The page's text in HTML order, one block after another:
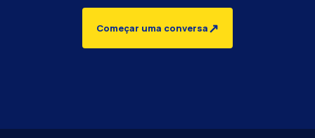
Começar uma conversa↗